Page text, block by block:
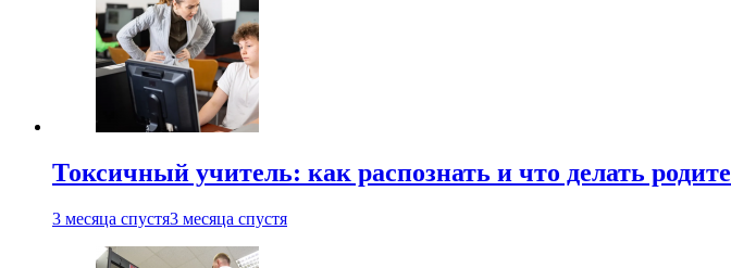
Токсичный учитель: как распознать и что делать
3 месяца спустя3 месяца спустя